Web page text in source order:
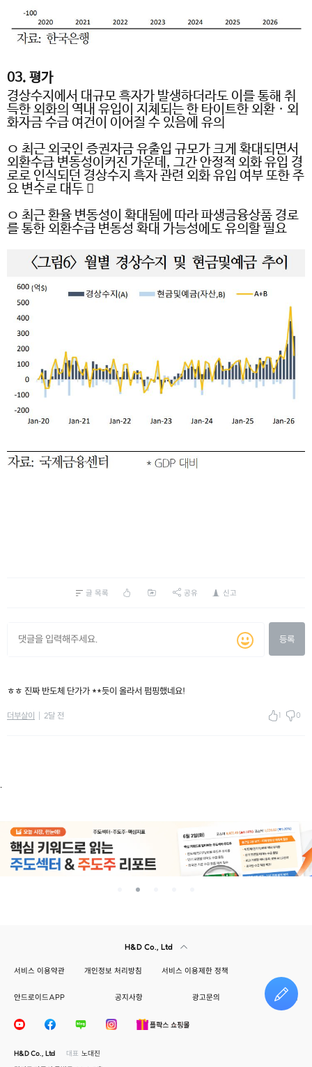
03. 평가
경상수지에서 대규모 흑자가 발생하더라도 이를 통해 취
득한 외화의 역내 유입이 지체되는 한 타이트한 외환ㆍ외
화자금 수급 여건이 이어질 수 있음에 유의
ㅇ 최근 외국인 증권자금 유출입 규모가 크게 확대되면서
외환수급 변동성이커진 가운데 , 그간 안정적 외화 유입 경
로로 인식되던 경상수지 흑자 관련 외화 유입 여부 또한 주
요 변수로 대두 
ㅇ 최근 환율 변동성이 확대됨에 따라 파생금융상품 경로
를 통한 외환수급 변동성 확대 가능성에도 유의할 필요
글 목록 공유 신고
등록
ㅎㅎ 진짜 반도체 단가가 **듯이 올라서 펌핑했네요!
더부살이 2달 전 1 0
.
H&D Co., Ltd
서비스 이용약관 개인정보 처리방침 서비스 이용제한 정책
안드로이드APP 공지사항 광고문의 건의하기
H&D Co., Ltd 대표 노대진